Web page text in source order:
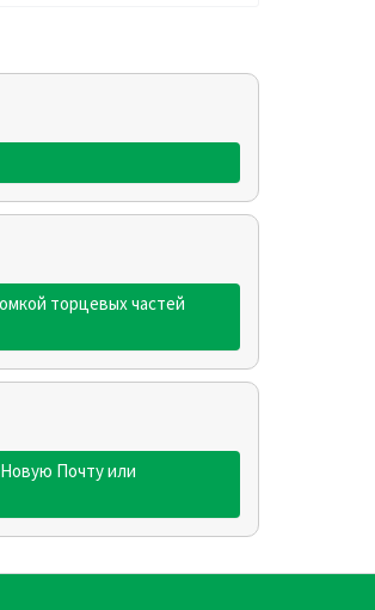
торцевых частей
Почту или